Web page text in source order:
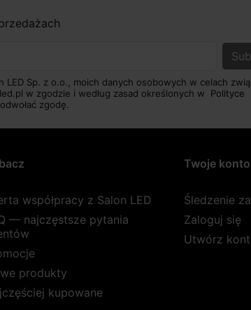
Sp. z o.o., moich danych osobowych w celach
w zgodzie i według zasad określonych w Polityce
zgodę.
współpracy z Salon LED
— najczęstsze pytania
produkty
kupowane
Twoje konto
Śledzenie
Zaloguj się
Utwórz